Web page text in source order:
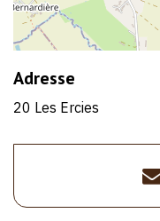
Adresse
20 Les Ercies